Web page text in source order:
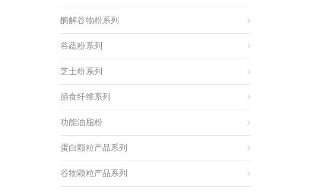
酶解谷物粉系列
谷蔬粉系列
芝士粉系列
膳食纤维系列
功能油脂粉
蛋白颗粒产品系列
谷物颗粒产品系列